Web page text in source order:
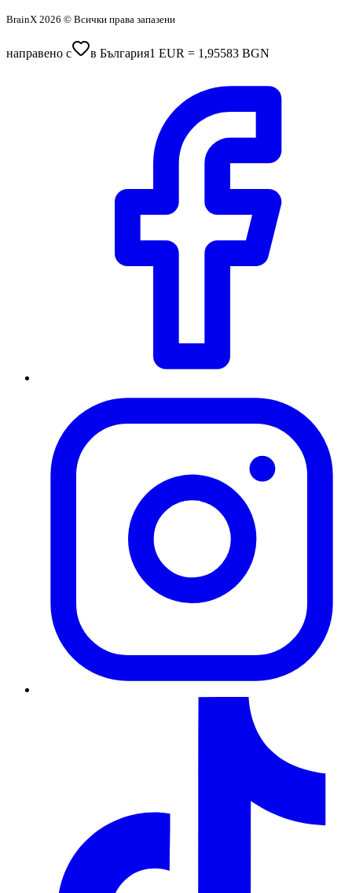
BrainX 2026 © Всички права запазени
направено с в България1 EUR = 1,95583 BGN